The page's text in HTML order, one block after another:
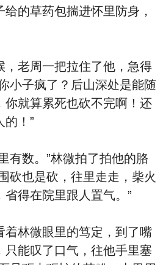
的草药包揣进怀里防身，
，老周一把拉住了他，急得
小子疯了？后山深处是能随
你就算累死也砍不完啊！还
的！”
有数。”林微拍了拍他的胳
砍也是砍，往里走走，柴火
得在院里跟人置气。”
着林微眼里的笃定，到了嘴
只能叹了口气，往他手里塞